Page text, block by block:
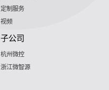
定制服务
视频
子公司
杭州微控
浙江微智源